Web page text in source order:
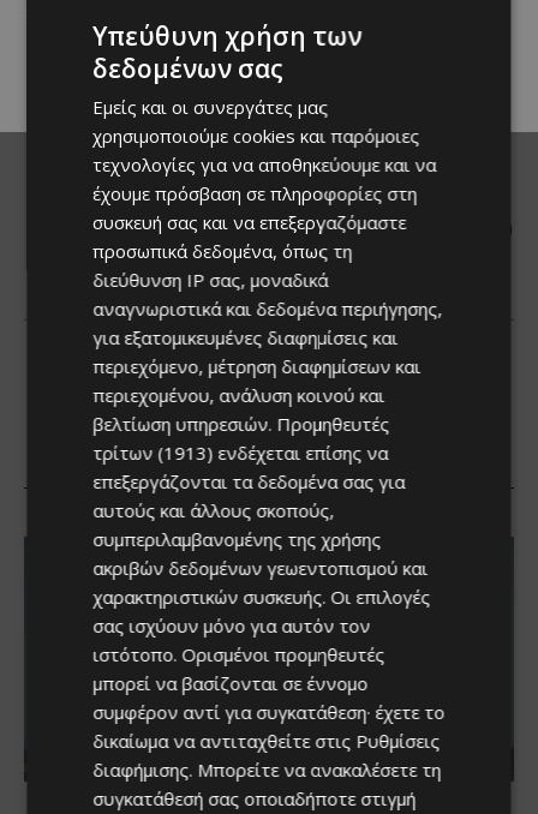
προσκαλώντας μικρούς και
μεγάλους να απολαύσουν
μοναδικές...
Υπεύθυνη χρήση των
δεδομένων σας
Εμείς και οι συνεργάτες μας
χρησιμοποιούμε cookies και παρόμοιες
τεχνολογίες για να αποθηκεύουμε και να
έχουμε πρόσβαση σε πληροφορίες στη
συσκευή σας και να επεξεργαζόμαστε
προσωπικά δεδομένα, όπως τη
διεύθυνση IP σας, μοναδικά
αναγνωριστικά και δεδομένα περιήγησης,
για εξατομικευμένες διαφημίσεις και
περιεχόμενο, μέτρηση διαφημίσεων και
περιεχομένου, ανάλυση κοινού και
βελτίωση υπηρεσιών. Προμηθευτές
τρίτων (1913) ενδέχεται επίσης να
επεξεργάζονται τα δεδομένα σας για
αυτούς και άλλους σκοπούς,
συμπεριλαμβανομένης της χρήσης
ακριβών δεδομένων γεωεντοπισμού και
χαρακτηριστικών συσκευής. Οι επιλογές
σας ισχύουν μόνο για αυτόν τον
ιστότοπο. Ορισμένοι προμηθευτές
μπορεί να βασίζονται σε έννομο
συμφέρον αντί για συγκατάθεση· έχετε το
δικαίωμα να αντιταχθείτε στις Ρυθμίσεις
διαφήμισης. Μπορείτε να ανακαλέσετε τη
συγκατάθεσή σας οποιαδήποτε στιγμή